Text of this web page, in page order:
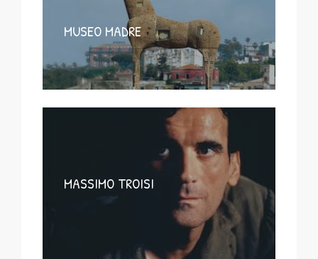
MUSEO MADRE
MASSIMO TROISI